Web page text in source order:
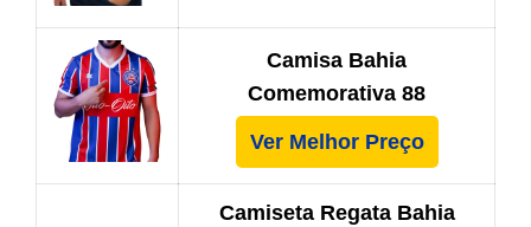
Camisa Bahia
Comemorativa 88
Ver Melhor Preço
Camiseta Regata Bahia